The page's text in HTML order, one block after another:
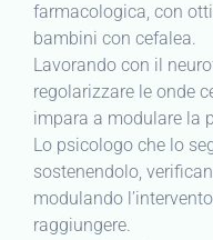
farmacologica, con
bambini con cefalea.
Lavorando con il
regolarizzare le onde
impara a modulare la
Lo psicologo che lo
sostenendolo,
modulando
raggiungere.